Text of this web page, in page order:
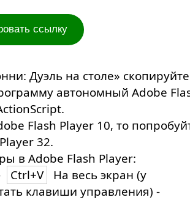
ссылку
Дуэль на столе» скопируйте
автономный Adobe
Flash Player 10, то
32.
в Adobe Flash Player:
Ctrl+V
На весь экран (у
клавиши управления) -